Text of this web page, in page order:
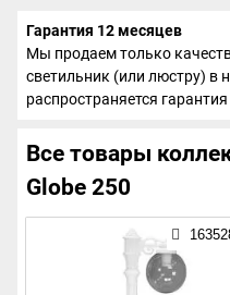
Гарантия 12 месяцев
Мы продаем только
светильник (или люстру) в
распространяется
Все товары
Globe 250